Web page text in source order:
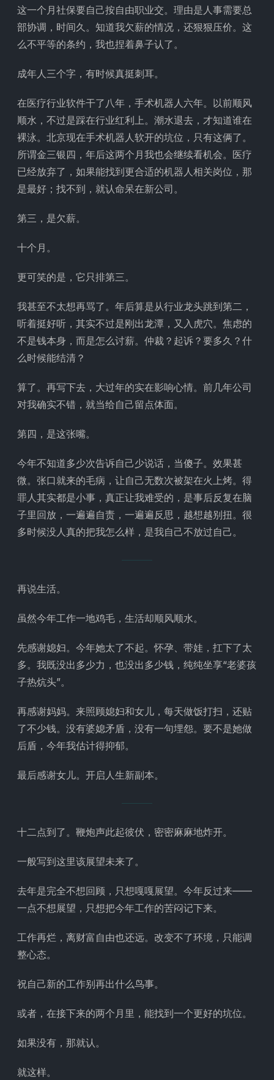
这一个月社保要自己按自由职业交。理由是人事需要总
部协调，时间久。知道我欠薪的情况，还狠狠压价。这
么不平等的条约，我也捏着鼻子认了。
成年人三个字，有时候真挺刺耳。
在医疗行业软件干了八年，手术机器人六年。以前顺风
顺水，不过是踩在行业红利上。潮水退去，才知道谁在
裸泳。北京现在手术机器人软开的坑位，只有这俩了。
所谓金三银四，年后这两个月我也会继续看机会。医疗
已经放弃了，如果能找到更合适的机器人相关岗位，那
是最好；找不到，就认命呆在新公司。
第三，是欠薪。
十个月。
更可笑的是，它只排第三。
我甚至不太想再骂了。年后算是从行业龙头跳到第二，
听着挺好听，其实不过是刚出龙潭，又入虎穴。焦虑的
不是钱本身，而是怎么讨薪。仲裁？起诉？要多久？什
么时候能结清？
算了。再写下去，大过年的实在影响心情。前几年公司
对我确实不错，就当给自己留点体面。
第四，是这张嘴。
今年不知道多少次告诉自己少说话，当傻子。效果甚
微。张口就来的毛病，让自己无数次被架在火上烤。得
罪人其实都是小事，真正让我难受的，是事后反复在脑
子里回放，一遍遍自责，一遍遍反思，越想越别扭。很
多时候没人真的把我怎么样，是我自己不放过自己。
再说生活。
虽然今年工作一地鸡毛，生活却顺风顺水。
先感谢媳妇。今年她太了不起。怀孕、带娃，扛下了太
多。我既没出多少力，也没出多少钱，纯纯坐享“老婆孩
子热炕头”。
再感谢妈妈。来照顾媳妇和女儿，每天做饭打扫，还贴
了不少钱。没有婆媳矛盾，没有一句埋怨。要不是她做
后盾，今年我估计得抑郁。
最后感谢女儿。开启人生新副本。
十二点到了。鞭炮声此起彼伏，密密麻麻地炸开。
一般写到这里该展望未来了。
去年是完全不想回顾，只想嘎嘎展望。今年反过来——
一点不想展望，只想把今年工作的苦闷记下来。
工作再烂，离财富自由也还远。改变不了环境，只能调
整心态。
祝自己新的工作别再出什么鸟事。
或者，在接下来的两个月里，能找到一个更好的坑位。
如果没有，那就认。
就这样。